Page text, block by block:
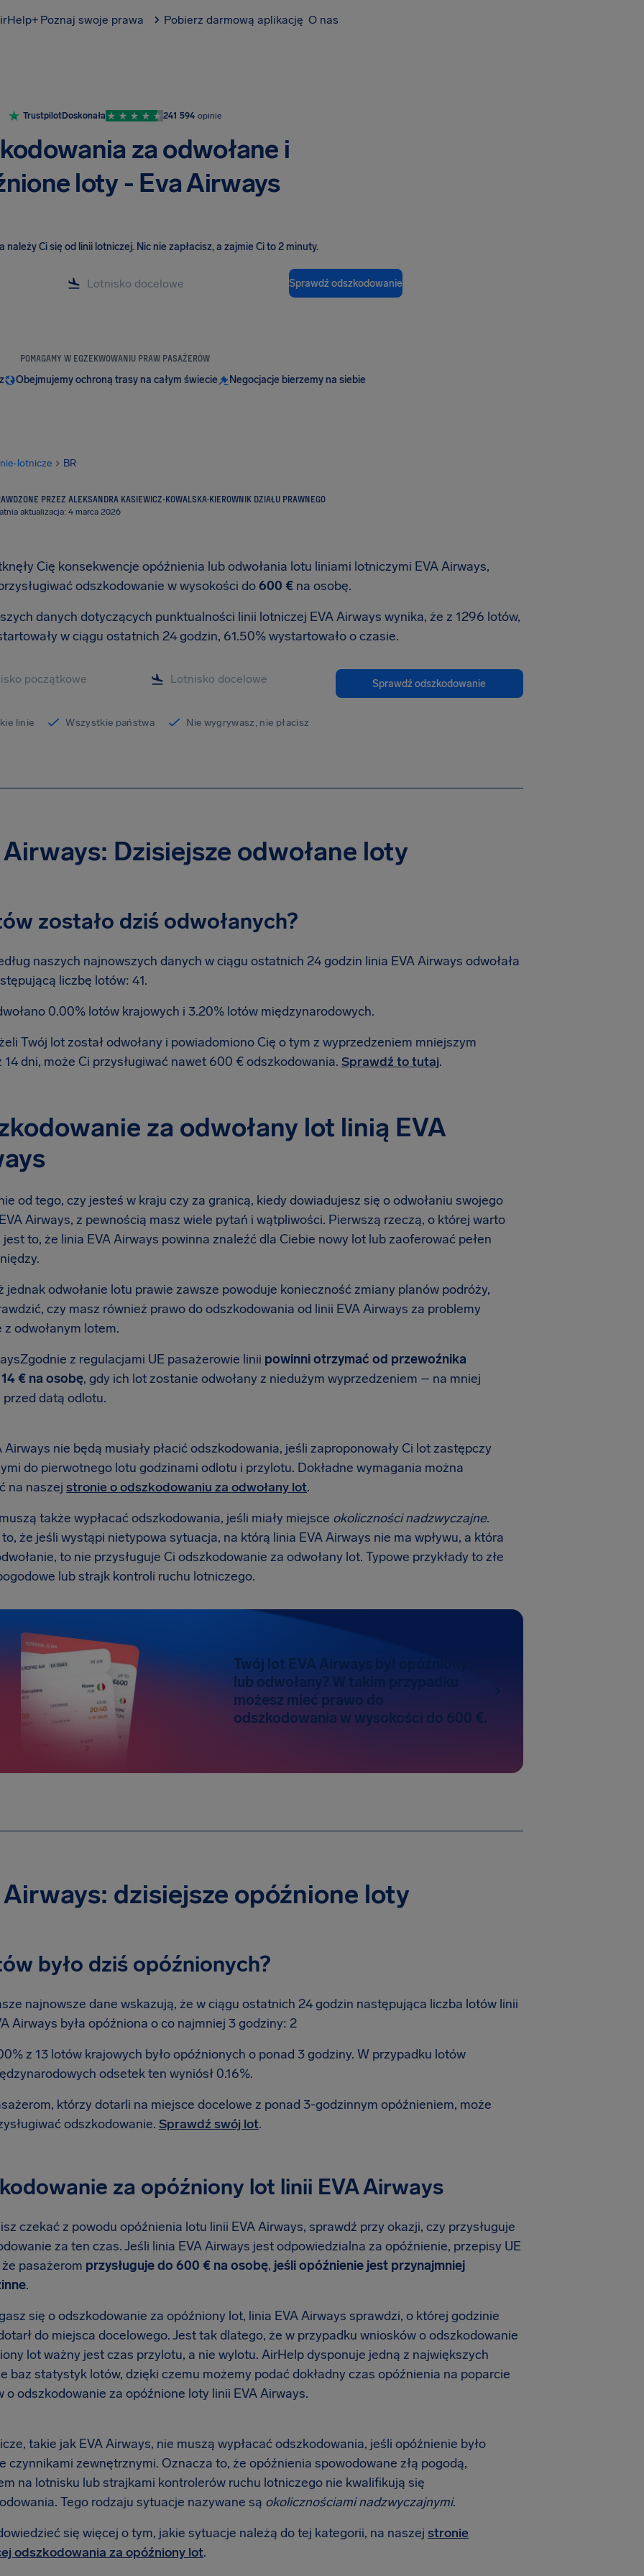
Poznaj swoje prawa Pobierz darmową aplikację O nas
TrustpilotDoskonała 241 594 opinie
za odwołane i
loty - Eva Airways
należy Ci się od linii lotniczej. Nic nie zapłacisz, a zajmie Ci to 2 minuty.
Sprawdź odszkodowanie
POMAGAMY W EGZEKWOWANIU PRAW PASAŻERÓW
Obejmujemy ochroną trasy na całym świecie Negocjacje bierzemy na siebie
lotnicze BR
PRZEZ ALEKSANDRA KASIEWICZ-KOWALSKA·KIEROWNIK DZIAŁU PRAWNEGO
aktualizacja: 4 marca 2026
Cię konsekwencje opóźnienia lub odwołania lotu liniami lotniczymi EVA Airways,
odszkodowanie w wysokości do600 € na osobę.
danych dotyczących punktualności linii lotniczej EVA Airways wynika, że z 1296 lotów,
w ciągu ostatnich 24 godzin, 61.50% wystartowało o czasie.
Sprawdź odszkodowanie
linie Wszystkie państwa Nie wygrywasz, nie płacisz
Airways: Dzisiejsze odwołane loty
zostało dziś odwołanych?
naszych najnowszych danych w ciągu ostatnich 24 godzin linia EVA Airways odwołała
liczbę lotów: 41.
0.00% lotów krajowych i 3.20% lotów międzynarodowych.
Twój lot został odwołany i powiadomiono Cię o tym z wyprzedzeniem mniejszym
14 dni, może Ci przysługiwać nawet 600 € odszkodowania. Sprawdź to tutaj.
za odwołany lot linią EVA
od tego, czy jesteś w kraju czy za granicą, kiedy dowiadujesz się o odwołaniu swojego
Airways, z pewnością masz wiele pytań i wątpliwości. Pierwszą rzeczą, o której warto
to, że linia EVA Airways powinna znaleźć dla Ciebie nowy lot lub zaoferować pełen
jednak odwołanie lotu prawie zawsze powoduje konieczność zmiany planów podróży,
czy masz również prawo do odszkodowania od linii EVA Airways za problemy
z odwołanym lotem.
z regulacjami UE pasażerowie linii powinni otrzymać od przewoźnika
€ na osobę, gdy ich lot zostanie odwołany z niedużym wyprzedzeniem – na mniej
przed datą odlotu.
Airways nie będą musiały płacić odszkodowania, jeśli zaproponowały Ci lot zastępczy
do pierwotnego lotu godzinami odlotu i przylotu. Dokładne wymagania można
na naszej stronie o odszkodowaniu za odwołany lot.
także wypłacać odszkodowania, jeśli miały miejsce okoliczności nadzwyczajne.
że jeśli wystąpi nietypowa sytuacja, na którą linia EVA Airways nie ma wpływu, a która
to nie przysługuje Ci odszkodowanie za odwołany lot. Typowe przykłady to złe
lub strajk kontroli ruchu lotniczego.
Twój lot EVA Airways był opóźniony
lub odwołany? W takim przypadku
możesz mieć prawo do
odszkodowania w wysokości do 600 €.
Airways: dzisiejsze opóźnione loty
było dziś opóźnionych?
najnowsze dane wskazują, że w ciągu ostatnich 24 godzin następująca liczba lotów linii
Airways była opóźniona o co najmniej 3 godziny: 2
z 13 lotów krajowych było opóźnionych o ponad 3 godziny. W przypadku lotów
odsetek ten wyniósł 0.16%.
którzy dotarli na miejsce docelowe z ponad 3-godzinnym opóźnieniem, może
odszkodowanie. Sprawdź swój lot.
za opóźniony lot linii EVA Airways
czekać z powodu opóźnienia lotu linii EVA Airways, sprawdź przy okazji, czy przysługuje
za ten czas. Jeśli linia EVA Airways jest odpowiedzialna za opóźnienie, przepisy UE
pasażerom przysługuje do 600 € na osobę, jeśli opóźnienie jest przynajmniej
.
się o odszkodowanie za opóźniony lot, linia EVA Airways sprawdzi, o której godzinie
do miejsca docelowego. Jest tak dlatego, że w przypadku wniosków o odszkodowanie
lot ważny jest czas przylotu, a nie wylotu. AirHelp dysponuje jedną z największych
baz statystyk lotów, dzięki czemu możemy podać dokładny czas opóźnienia na poparcie
o odszkodowanie za opóźnione loty linii EVA Airways.
takie jak EVA Airways, nie muszą wypłacać odszkodowania, jeśli opóźnienie było
czynnikami zewnętrznymi. Oznacza to, że opóźnienia spowodowane złą pogodą,
na lotnisku lub strajkami kontrolerów ruchu lotniczego nie kwalifikują się
Tego rodzaju sytuacje nazywane są okolicznościami nadzwyczajnymi.
się więcej o tym, jakie sytuacje należą do tej kategorii, na naszej stronie
odszkodowania za opóźniony lot.